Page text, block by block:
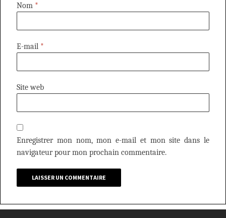
Nom *
E-mail *
Site web
Enregistrer mon nom, mon e-mail et mon site dans le
navigateur pour mon prochain commentaire.